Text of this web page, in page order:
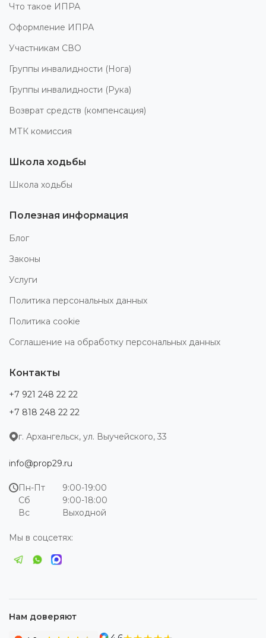
Что такое ИПРА
Оформление ИПРА
Участникам СВО
Группы инвалидности (Нога)
Группы инвалидности (Рука)
Возврат средств (компенсация)
МТК комиссия
Школа ходьбы
Школа ходьбы
Полезная информация
Блог
Законы
Услуги
Политика персональных данных
Политика cookie
Соглашение на обработку персональных данных
Контакты
+7 921 248 22 22
+7 818 248 22 22
г. Архангельск, ул. Выучейского, 33
info@prop29.ru
Пн-Пт
9:00-19:00
Сб
9:00-18:00
Вс
Выходной
Мы в соцсетях:
Нам доверяют